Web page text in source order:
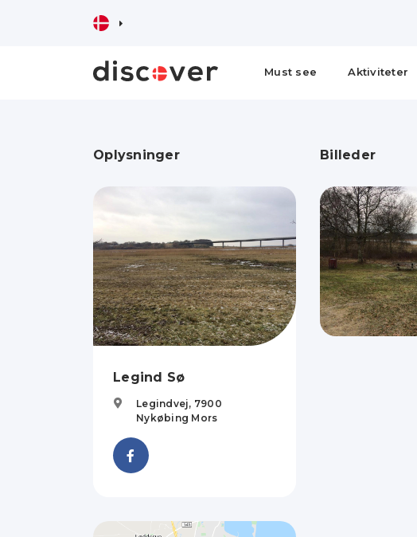
Must see Aktiviteter
Oplysninger
Legind Sø
Legindvej, 7900
Nykøbing Mors
Billeder